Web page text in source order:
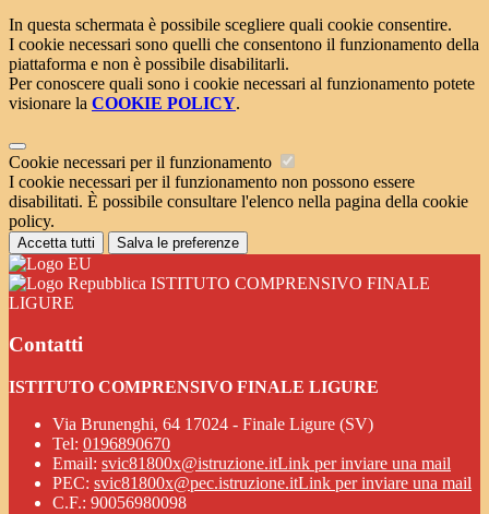
In questa schermata è possibile scegliere quali cookie consentire.
I cookie necessari sono quelli che consentono il funzionamento della
piattaforma e non è possibile disabilitarli.
Per conoscere quali sono i cookie necessari al funzionamento potete
visionare la COOKIE POLICY.
Cookie necessari per il funzionamento
I cookie necessari per il funzionamento non possono essere
disabilitati. È possibile consultare l'elenco nella pagina della cookie
policy.
Accetta tutti Salva le preferenze
ISTITUTO COMPRENSIVO FINALE
LIGURE
Contatti
ISTITUTO COMPRENSIVO FINALE LIGURE
Via Brunenghi, 64 17024 - Finale Ligure (SV)
Tel: 0196890670
Email: svic81800x@istruzione.itLink per inviare una mail
PEC: svic81800x@pec.istruzione.itLink per inviare una mail
C.F.: 90056980098